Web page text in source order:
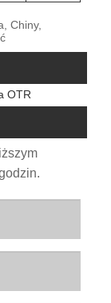
Chiny,
OTR